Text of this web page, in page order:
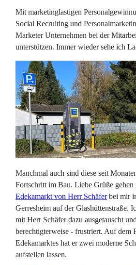
Mit marketinglastigen
Social Recruiting und
Marketer Unternehmen bei der
unterstützen. Immer wieder sehe ich
Manchmal auch sind diese seit
Fortschritt im Bau. Liebe Grüße gehen
Edekamarkt von Herr Schäferbei mir
Gerresheim auf der Glashüttenstraße.
mit Herr Schäfer dazu ausgetauscht
berechtigterweise - frustriert. Auf dem
Edekamarktes hat er zwei moderne
aufstellen lassen.